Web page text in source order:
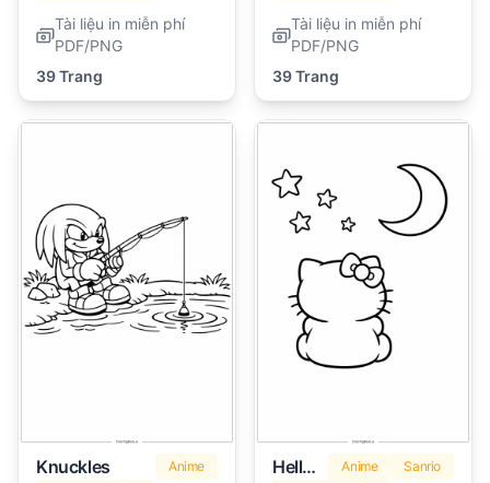
Tài liệu in miễn phí
PDF/PNG
39 Trang
Tài liệu in miễn phí
PDF/PNG
39 Trang
Knuckles
Anime
Hello Kitty Marshmallow Anime
Sanrio